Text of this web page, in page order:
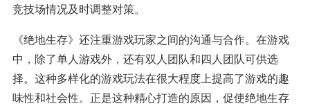
竞技场情况及时调整对策。
《绝地生存》还注重游戏玩家之间的沟通与合作。在游戏
中，除了单人游戏外，还有双人团队和四人团队可供选
择。这种多样化的游戏玩法在很大程度上提高了游戏的趣
味性和社会性。正是这种精心打造的原因，促使绝地生存